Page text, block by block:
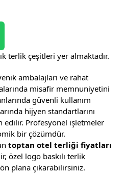
terlik çeşitleri yer almaktadır.
ambalajları ve rahat
misafir memnuniyetini
güvenli kullanım
hijyen standartlarını
edilir. Profesyonel işletmeler
bir çözümdür.
toptan otel terliği fiyatları
özel logo baskılı terlik
plana çıkarabilirsiniz.